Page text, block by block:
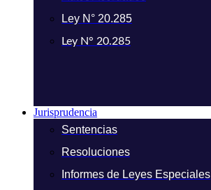
Ley N° 20.285
Ley N° 20.285
Jurisprudencia
Sentencias
Resoluciones
Informes de Leyes Especiales